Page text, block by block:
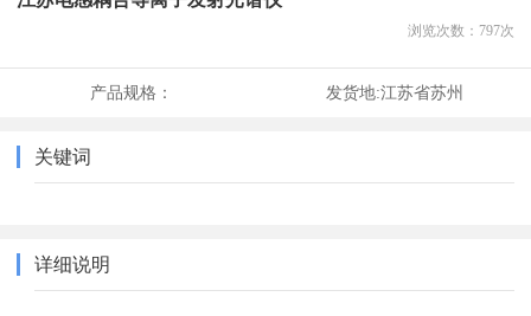
浏览次数： 797次
产品规格： 发货地:江苏省苏州
关键词
详细说明